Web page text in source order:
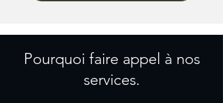
Pourquoi faire appel à nos
services.